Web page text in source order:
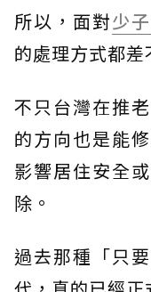
所以，面對少
的處理方式都差
不只台灣在推
的方向也是能
影響居住安全
除。
過去那種「只